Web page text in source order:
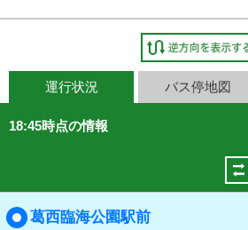
運行状況 バス停地図
18:45時点の情報
葛西臨海公園駅前